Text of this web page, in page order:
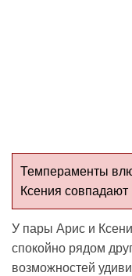
Темпераменты
Ксения совпадают
У пары Арис и
спокойно рядом
возможностей